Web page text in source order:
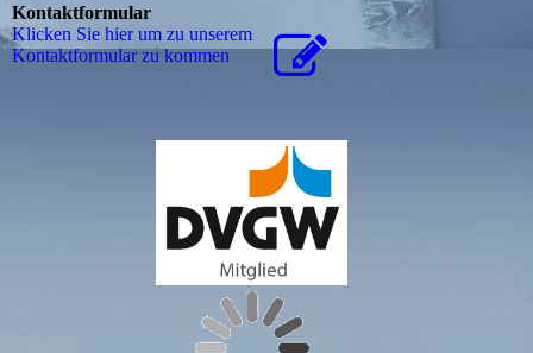
Kontaktformular
Klicken Sie hier um zu unserem
Kon­takt­for­mu­lar zu kommen